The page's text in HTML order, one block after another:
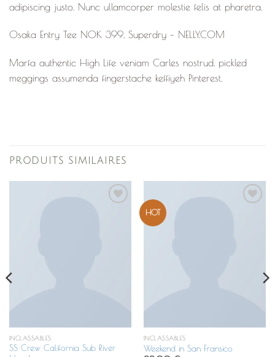
adipiscing justo. Nunc ullamcorper molestie felis at pharetra.
Osaka Entry Tee NOK 399, Superdry – NELLY.COM
Marfa authentic High Life veniam Carles nostrud, pickled
meggings assumenda fingerstache keffiyeh Pinterest.
PRODUITS SIMILAIRES
INCLASSABLES
SS Crew California Sub River
HOT
INCLASSABLES
Weekend in San Fransico